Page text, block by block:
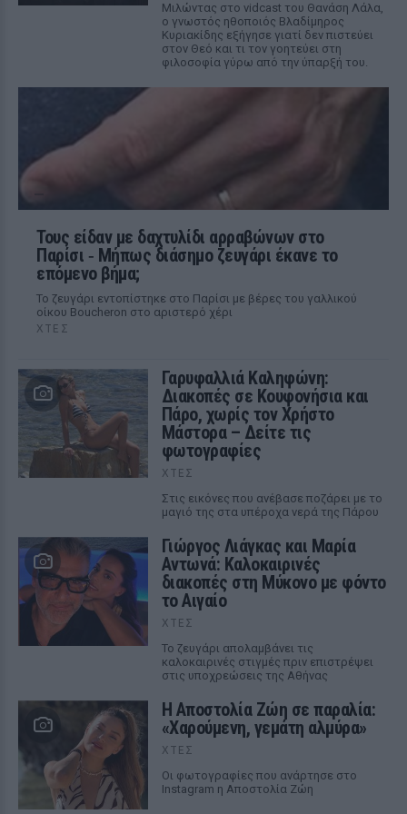
Μιλώντας στο vidcast του Θανάση Λάλα,
ο γνωστός ηθοποιός Βλαδίμηρος
Κυριακίδης εξήγησε γιατί δεν πιστεύει
στον Θεό και τι τον γοητεύει στη
φιλοσοφία γύρω από την ύπαρξή του.
Τους είδαν με δαχτυλίδι αρραβώνων στο
Παρίσι ‑ Μήπως διάσημο ζευγάρι έκανε το
επόμενο βήμα;
Το ζευγάρι εντοπίστηκε στο Παρίσι με βέρες του γαλλικού
οίκου Boucheron στο αριστερό χέρι
ΧΤΕΣ
Γαρυφαλλιά Καληφώνη:
Διακοπές σε Κουφονήσια και
Πάρο, χωρίς τον Χρήστο
Μάστορα – Δείτε τις
φωτογραφίες
ΧΤΕΣ
Στις εικόνες που ανέβασε ποζάρει με το
μαγιό της στα υπέροχα νερά της Πάρου
Γιώργος Λιάγκας και Μαρία
Αντωνά: Καλοκαιρινές
διακοπές στη Μύκονο με φόντο
το Αιγαίο
ΧΤΕΣ
Το ζευγάρι απολαμβάνει τις
καλοκαιρινές στιγμές πριν επιστρέψει
στις υποχρεώσεις της Αθήνας
Η Αποστολία Ζώη σε παραλία:
«Χαρούμενη, γεμάτη αλμύρα»
ΧΤΕΣ
Οι φωτογραφίες που ανάρτησε στο
Instagram η Αποστολία Ζώη